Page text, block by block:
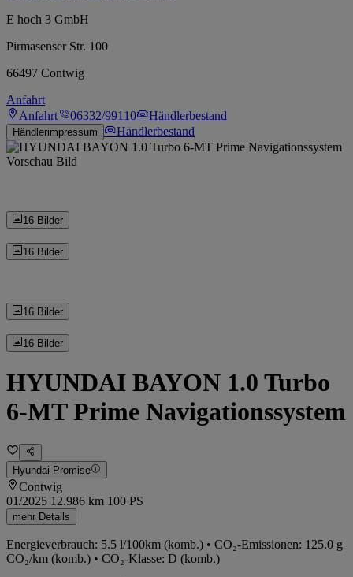
E hoch 3 GmbH
Pirmasenser Str. 100
66497 Contwig
Anfahrt
Anfahrt
06332/99110 Händlerbestand
Händlerimpressum Händlerbestand
16 Bilder
16 Bilder
16 Bilder
16 Bilder
HYUNDAI BAYON 1.0 Turbo
6-MT Prime Navigationssystem
Hyundai Promise
Contwig
01/2025 12.986 km 100 PS
mehr Details
Energieverbrauch: 5.5 l/100km (komb.) • CO₂-Emissionen: 125.0 g
CO₂/km (komb.) • CO₂-Klasse: D (komb.)